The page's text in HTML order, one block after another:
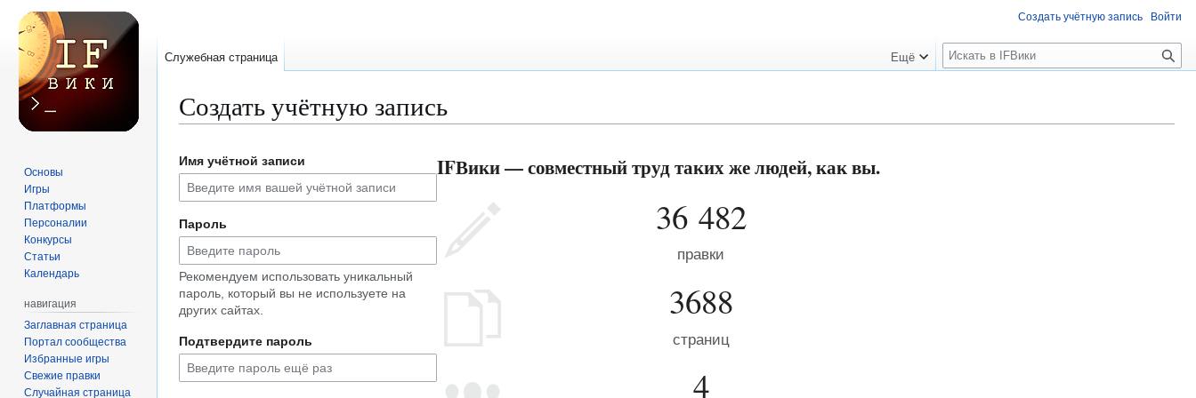
Создать учётную запись
к
навигации
к
поиску
Имя учётной записи
Пароль
Рекомендуем использовать уникальный
пароль, который вы не используете на
других сайтах.
Подтвердите пароль
IFВики — совместный труд таких же людей, как вы.
36 482
правки
3688
страниц
4
Создать учётную запись Войти
Служебная страница Ещё
П
о
к
Основы
Игры
Платформы
Персоналии
Конкурсы
Статьи
Календарь
навигация
Заглавная страница
Портал сообщества
Избранные игры
Свежие правки
Случайная страница